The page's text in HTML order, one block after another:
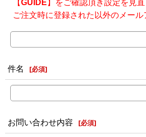
【GUIDE 】をご確認頂き設定を見直
ご注文時に登録された以外のメール
件名 [必須]
お問い合わせ内容 [必須]